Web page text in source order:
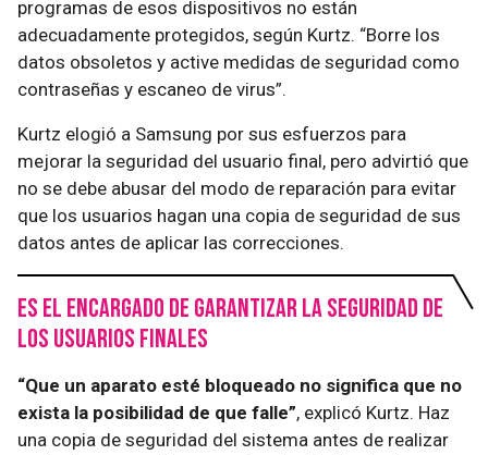
programas de esos dispositivos no están
adecuadamente protegidos, según Kurtz. “Borre los
datos obsoletos y active medidas de seguridad como
contraseñas y escaneo de virus”.
Kurtz elogió a Samsung por sus esfuerzos para
mejorar la seguridad del usuario final, pero advirtió que
no se debe abusar del modo de reparación para evitar
que los usuarios hagan una copia de seguridad de sus
datos antes de aplicar las correcciones.
Es el encargado de garantizar la seguridad de
los usuarios finales
“Que un aparato esté bloqueado no significa que no
exista la posibilidad de que falle”, explicó Kurtz. Haz
una copia de seguridad del sistema antes de realizar